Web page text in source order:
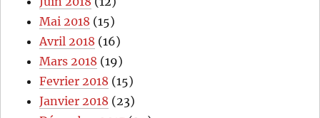
Mai 2018 (15)
Avril 2018 (16)
Mars 2018 (19)
Fevrier 2018 (15)
Janvier 2018 (23)